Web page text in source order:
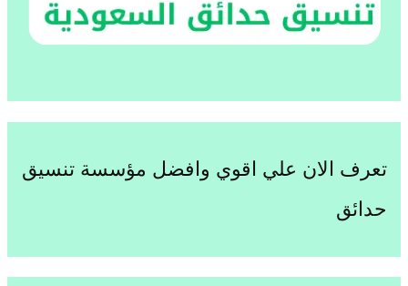
تعرف الان علي اقوي وافضل مؤسسة تنسيق
حدائق